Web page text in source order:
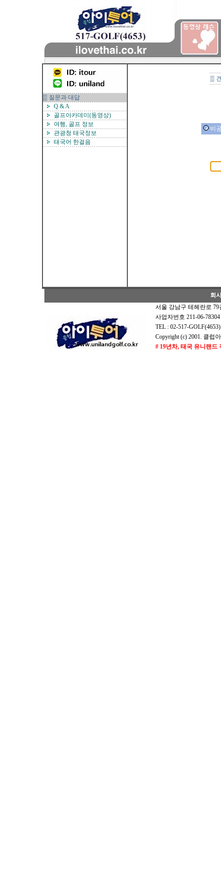
▒ 질문과 대답
Q & A
골프아카데미(동영상)
여행, 골프 정보
관광청 태국정보
태국어 한걸음
▒
비
회
서울 강남구 테헤란로
사업자번호 211-06-
TEL : 02-517-
Copyright (c) 2001. 클럽
# 19년차, 태국 유니랜드